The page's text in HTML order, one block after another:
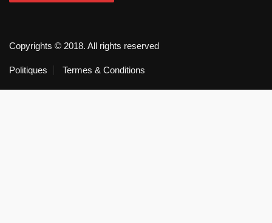
Copyrights © 2018. All rights reserved
Politiques Termes & Conditions